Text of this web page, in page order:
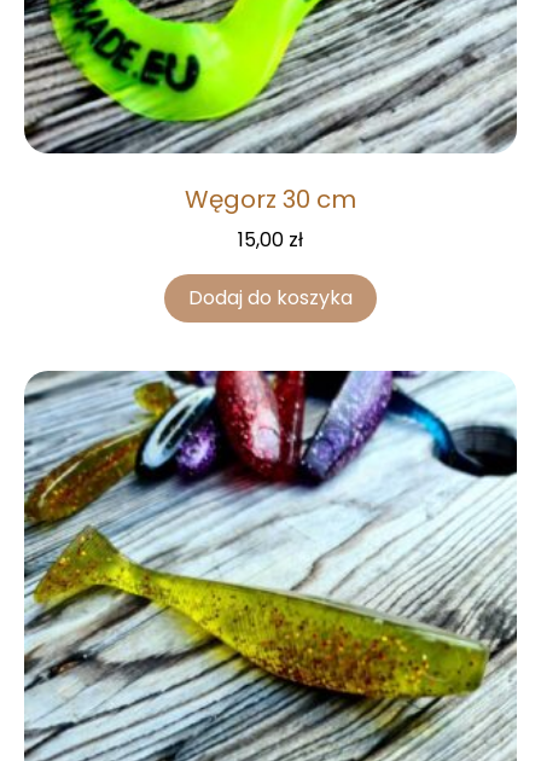
Węgorz 30 cm
15,00 zł
Dodaj do koszyka